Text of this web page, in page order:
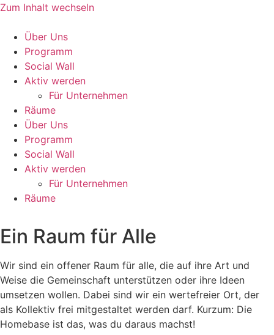
Zum Inhalt wechseln
Über Uns
Programm
Social Wall
Aktiv werden
Für Unternehmen
Räume
Über Uns
Programm
Social Wall
Aktiv werden
Für Unternehmen
Räume
Ein Raum für Alle
Wir sind ein offener Raum für alle, die auf ihre Art und
Weise die Gemeinschaft unterstützen oder ihre Ideen
umsetzen wollen. Dabei sind wir ein wertefreier Ort, der
als Kollektiv frei mitgestaltet werden darf. Kurzum: Die
Homebase ist das, was du daraus machst!